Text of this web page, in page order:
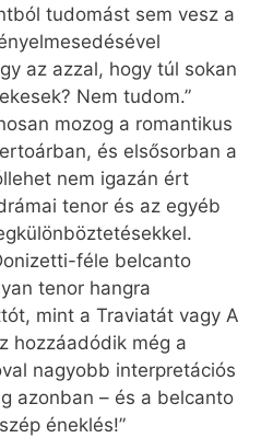
tudomást sem vesz a
az azzal, hogy túl sokan
Nem tudom.”
mozog a romantikus
és elsősorban a
nem igazán ért
tenor és az egyéb
féle belcanto
tenor hangra
mint a Traviatát vagy A
hozzáadódik még a
nagyobb interpretációs
azonban – és a belcanto
éneklés!”